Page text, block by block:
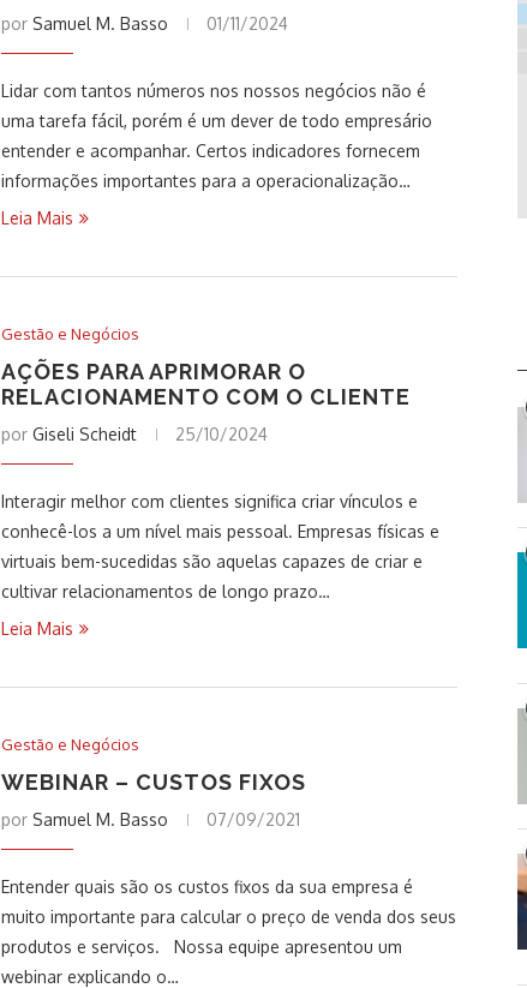
por Samuel M. Basso 01/11/2024
Lidar com tantos números nos nossos negócios não é
uma tarefa fácil, porém é um dever de todo empresário
entender e acompanhar. Certos indicadores fornecem
informações importantes para a operacionalização…
Leia Mais
Gestão e Negócios
AÇÕES PARA APRIMORAR O
RELACIONAMENTO COM O CLIENTE
por Giseli Scheidt 25/10/2024
Interagir melhor com clientes significa criar vínculos e
conhecê-los a um nível mais pessoal. Empresas físicas e
virtuais bem-sucedidas são aquelas capazes de criar e
cultivar relacionamentos de longo prazo…
Leia Mais
Gestão e Negócios
WEBINAR – CUSTOS FIXOS
por Samuel M. Basso 07/09/2021
Entender quais são os custos fixos da sua empresa é
muito importante para calcular o preço de venda dos seus
produtos e serviços. Nossa equipe apresentou um
webinar explicando o…